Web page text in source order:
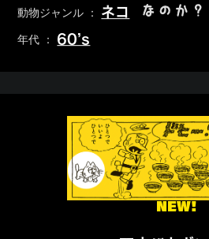
動物ジャンル ： ネコ なのか？
年代 ： 60’s
NEW!